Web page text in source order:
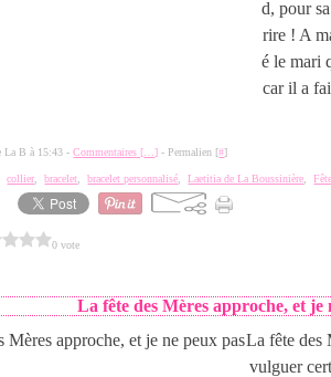
d, pour
rire ! A
é le mari
car il a
La B à 15:43 -Commentaires [ …] - Permalien [#]
collier,bracelet ,bracelet personnalisé ,Laetitia de La Boussinière ,
0 vote
La fête des Mères approche, et je
La fête des
vulguer